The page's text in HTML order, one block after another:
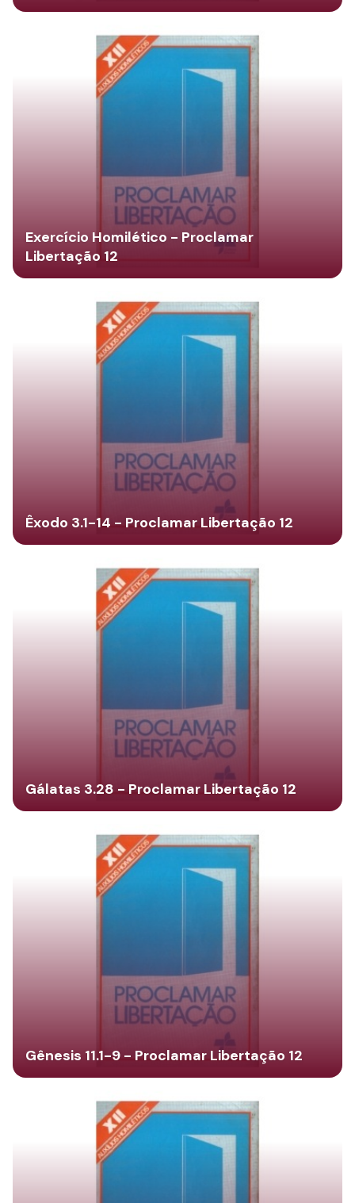
Exercício Homilético - Proclamar
Libertação 12
Êxodo 3.1-14 - Proclamar Libertação 12
Gálatas 3.28 - Proclamar Libertação 12
Gênesis 11.1-9 - Proclamar Libertação 12